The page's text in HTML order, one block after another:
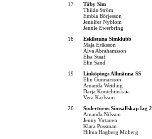
17
Täby Sim
Thilda Ström
Embla Börjesson
Jennifer Nyblom
Jennie Ewerbring
18
Eskilstuna Simklubb
Maja Eriksson
Alva Abrahamsson
Elsa Staaf
Elin Sand
19
Linköpings Allmänna SS
Elin Gunnarsson
Amanda Weiding
Darja Koutchinskaia
Vera Karlsson
20
Södertörns Simsällskap lag 2
Amanda Nilsson
Jenny Virtanen
Klara Possman
Hilma Hagberg Moberg